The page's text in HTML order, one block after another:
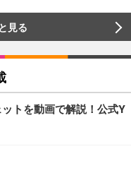
見る
トを動画で解説！公式Y